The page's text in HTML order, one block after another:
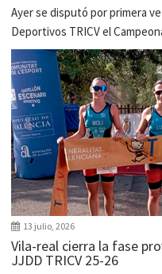
Ayer se disputó por primera
Deportivos TRICV el
13 julio, 2026
Vila-real cierra la fase
JJDD TRICV 25-26